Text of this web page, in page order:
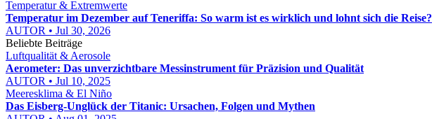
Temperatur & Extremwerte
Temperatur im Dezember auf Teneriffa: So warm ist es wirklich und lohnt sich die Reise?
AUTOR • Jul 30, 2026
Beliebte Beiträge
Luftqualität & Aerosole
Aerometer: Das unverzichtbare Messinstrument für Präzision und Qualität
AUTOR • Jul 10, 2025
Meeresklima & El Niño
Das Eisberg-Unglück der Titanic: Ursachen, Folgen und Mythen